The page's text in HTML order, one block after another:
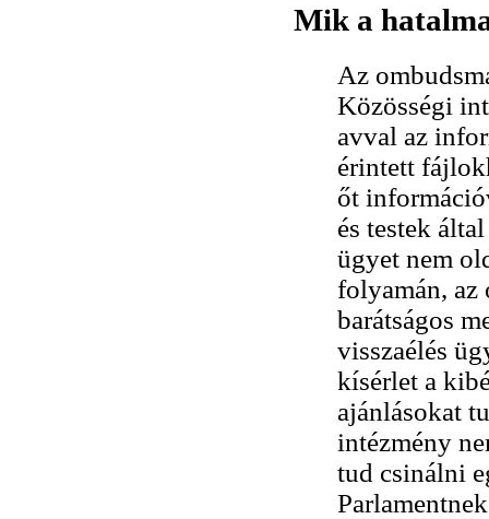
Mik a
Az
Közösségi
avval az
érintett
őt
és testek
ügyet nem
folyamán, az
barátságos
visszaélés
kísérlet a
ajánlásokat
intézmény
tud csinálni